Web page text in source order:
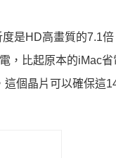
是HD高畫質的7.1倍
，比起原本的iMac省
個晶片可以確保這